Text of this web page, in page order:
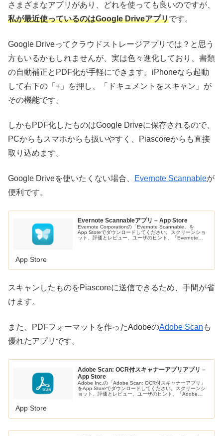
さまざまなアプリがあり、どれを使っても良いのですが、
私が最近使っているのはGoogle Driveアプリです。
Google Driveってクラウドストレージアプリでは？と思う
方もいるかもしれませんが、実は色々進化しており、書類
の自動補正とPDF化が手軽にできます。iPhoneなら起動
して右下の「+」を押し、「ドキュメントをスキャン」が
その機能です。
しかもPDF化したものはGoogle Driveに保存されるので、
PCからもスマホからも扱いやすく、Piascoreからも直接
取り込めます。
Google Driveを使いたくない場合、 Evernote Scannableが
便利です。
Evernote Scannableアプリ – App Store
Evernote Corporationの「Evernote Scannable」を
App Storeでダウンロードしてください。スクリーンショ
ット、評価とレビュー、ユーザのヒント、「Evernote
App Store
スキャンしたものをPiascoreに送信できるため、手間が省
けます。
また、PDFフォーマットを作ったAdobeのAdobe Scan も
優れたアプリです。
Adobe Scan: OCR付スキャナーアプリアプリ –
App Store
Adobe Inc.の「Adobe Scan: OCR付スキャナーアプリ」
をApp Storeでダウンロードしてください。スクリーンシ
ョット、評価とレビュー、ユーザのヒント、「Adobe
App Store